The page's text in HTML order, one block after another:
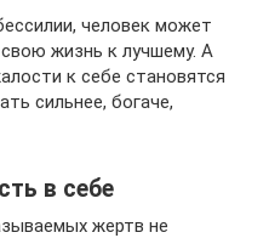
человек может
жизнь к лучшему. А
к себе становятся
сильнее, богаче,
в себе
жертв не